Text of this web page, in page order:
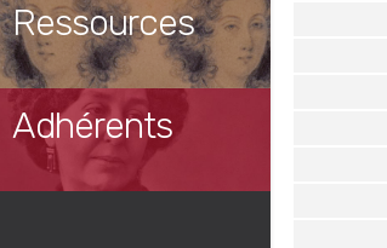
Ressources
Adhérents